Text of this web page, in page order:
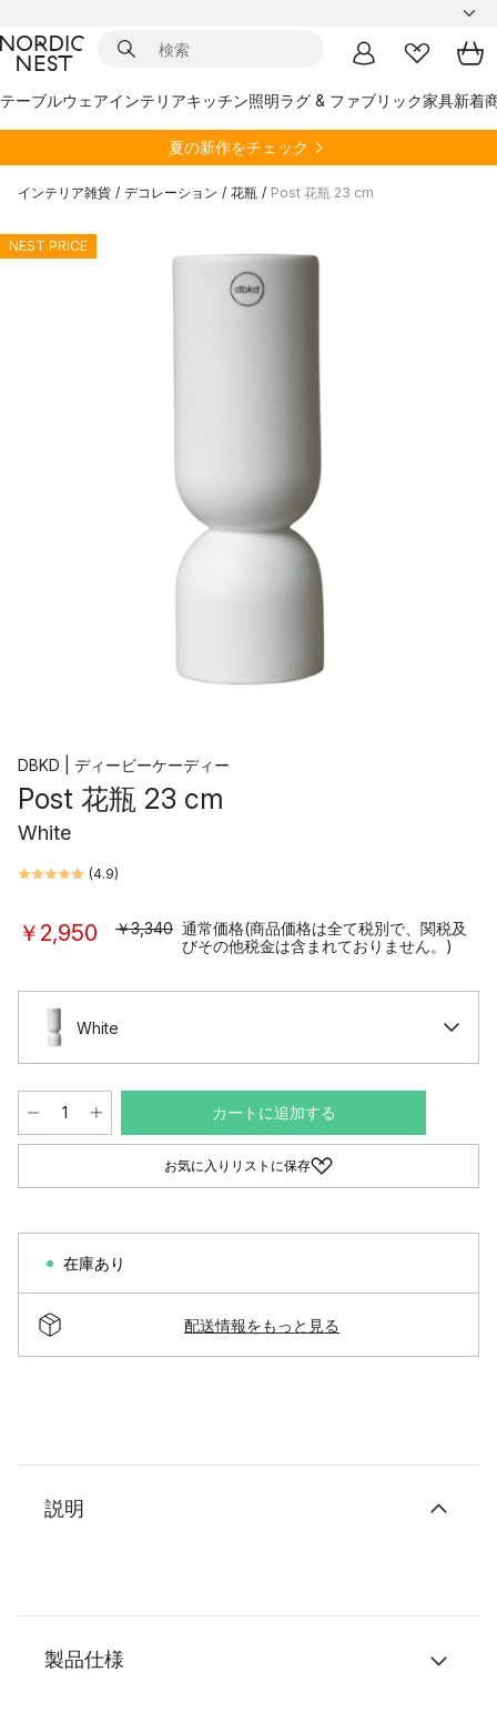
テーブルウェアインテリアキッチン照明ラグ & ファブリック家具新着
夏の新作をチェック
インテリア雑貨 / デコレーション / 花瓶 / Post 花瓶 23 cm
NEST PRICE
DBKD | ディービーケーディー
Post 花瓶 23 cm
White
(4.9)
￥2,950 ￥3,340 通常価格(商品価格は全て税別で、関税及
びその他税金は含まれておりません。)
White
カートに追加する
お気に入りリストに保存
在庫あり
配送情報をもっと見る
説明
製品仕様